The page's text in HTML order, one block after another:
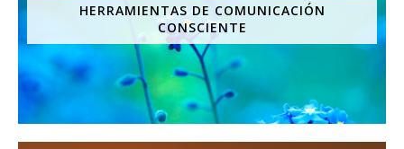
HERRAMIENTAS DE COMUNICACIÓN
CONSCIENTE